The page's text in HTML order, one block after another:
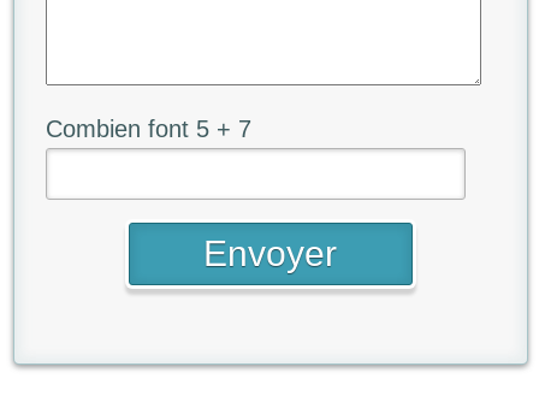
Combien font 5 + 7